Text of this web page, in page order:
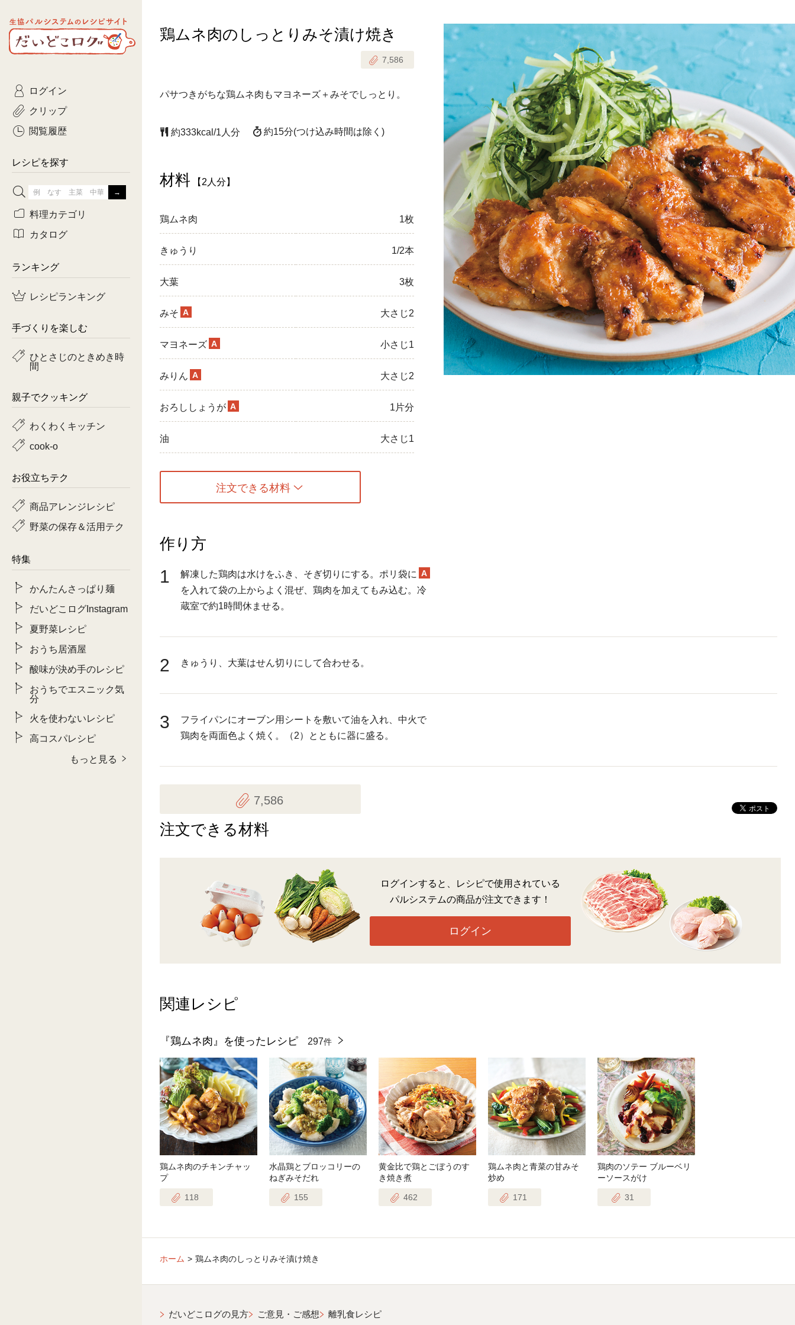
生協パルシステムのレシピ
サイト
だいどこログ
鶏ムネ肉のしっとりみそ漬け焼き
7,586
パサつきがちな鶏ムネ肉もマヨネーズ＋みそでしっとり。
約333kcal/1人分 約15分(つけ込み時間は除く)
材料 【2人分】
鶏ムネ肉 1枚
きゅうり 1/2本
大葉 3枚
みそ A 大さじ2
マヨネーズ A 小さじ1
みりん A 大さじ2
おろししょうが A 1片分
油 大さじ1
注文できる材料
作り方
1 解凍した鶏肉は水けをふき、そぎ切りにする。ポリ袋に A
を入れて袋の上からよく混ぜ、鶏肉を加えてもみ込む。冷
蔵室で約1時間休ませる。
2 きゅうり、大葉はせん切りにして合わせる。
3
フライパンにオーブン用シートを敷いて油を入れ、中火で
鶏肉を両面色よく焼く。（2）とともに器に盛る。
7,586
注文できる材料
ログインすると、レシピで使用されている
パルシステムの商品が注文できます！
ログイン
関連レシピ
『鶏ムネ肉』を使ったレシピ 297件
鶏ムネ肉のチキンチャッ
プ
118
水晶鶏とブロッコリーの
ねぎみそだれ
155
黄金比で鶏とごぼうのす
き焼き煮
462
鶏ムネ肉と青菜の甘みそ
炒め
171
鶏肉のソテー ブルーベリ
ーソースがけ
31
ホーム 鶏ムネ肉のしっとりみそ漬け焼き
だいどこログの見方 ご意見・ご感想 離乳食レシピ
ログイン
クリップ
閲覧履歴
レシピを探す
ひとさじのときめき時間
おきらくだ 1歳半からの幼児食
つくりおき肉魚菜菜セット
ピーマン
料理カテゴリ
主菜 副菜
常備菜・作りおき お弁当
カタログ
コトコト
yumyumいっしょごはん
ぷれーんぺいじ
ランキング
レシピランキング
手づくりを楽しむ
ひとさじのときめき時
間
親子でクッキング
わくわくキッチン
cook-o
お役立ちテク
商品アレンジレシピ
野菜の保存＆活用テク
特集
かんたんさっぱり麺
だいどこログInstagram
夏野菜レシピ
おうち居酒屋
酸味が決め手のレシピ
おうちでエスニック気
分
火を使わないレシピ
高コスパレシピ
もっと見る